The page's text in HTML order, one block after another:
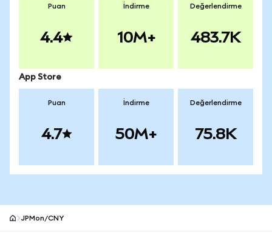
Puan
4.4
İndirme
10M+
Değerlendirme
483.7K
App Store
Puan
4.7
İndirme
50M+
Değerlendirme
75.8K
JPMon/CNY